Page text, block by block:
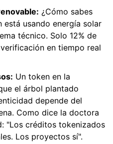
¿Cómo sabes
está usando energía solar
técnico. Solo 12% de
en tiempo real
Un token en la
el árbol plantado
depende del
Como dice la doctora
"Los créditos tokenizados
Los proyectos sí".